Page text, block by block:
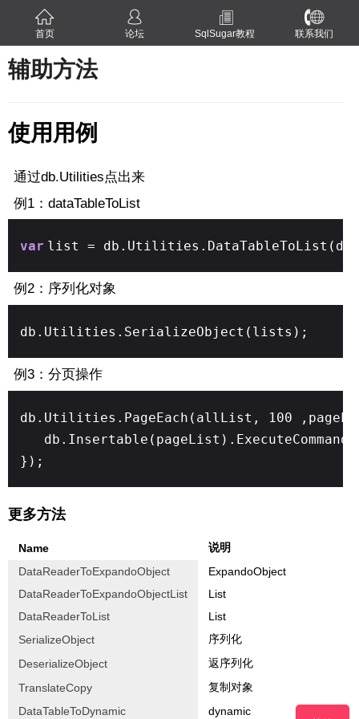
首页 论坛 SqlSugar教程 联系我们
辅助方法
使用用例
通过db.Utilities点出来
例1：dataTableToList
var list =
例2：序列化对象
db.Utilities.SerializeObject(lists);
例3：分页操作
db.Utilities.PageEach(allList, 100
});
更多方法
Name
说明
DataReaderToExpandoObject
ExpandoObject
DataReaderToExpandoObjectList
List
DataReaderToList
List
SerializeObject
序列化
DeserializeObject
返序列化
TranslateCopy
复制对象
DataTableToDynamic
dynamic